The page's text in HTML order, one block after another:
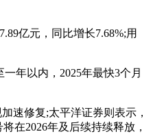
亿元，同比增长7.68%;用
年以内，2025年最快3个月
速修复;太平洋证券则表示，
在2026年及后续持续释放，